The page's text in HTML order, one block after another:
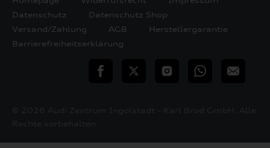
Datenschutz
Datenschutz Shop
Versand/Zahlung
AGB
Herstellergarantie
Barrierefreiheitserklärung
teilen Twitter InstagramWhatsApp
E-